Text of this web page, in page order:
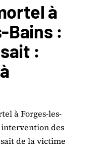
à
Bains :
:
à Forges-les-
intervention des
de la victime